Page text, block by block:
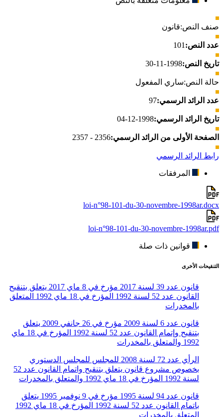
صنف النص:قانون
عدد النص: 101
تاريخ النص:1998-11-30
حالة النص:ساري المفعول
عدد الرائد الرسمي:97
تاريخ الرائد الرسمي:1998-12-04
الصفحة الأولى من الرائد الرسمي:2356 - 2357
رابط الرائد الرسمي
المرفقات
loi-n°98-101-du-30-novembre-1998ar.docx
loi-n°98-101-du-30-novembre-1998ar.pdf
قوانين ذات صلة
التنقيحات الأخرى
قانون عدد 39 لسنة 2017 مؤرخ في 8 ماي 2017 يتعلق بتنقيح
القانون عدد 52 لسنة 1992 المؤرخ في 18 ماي 1992 المتعلق
بالمخدرات
قانون عدد 6 لسنة 2009 مؤرخ في 26 جانفي 2009 يتعلق
بتنقيح وإتمام القانون عدد 52 لسنة 1992 المؤرخ في 18 ماي
1992 والمتعلق بالمخدرات
الرأي عدد 72 لسنة 2008 للمجلس للمجلس الدستوري
بخصوص مشروع قانون يتعلق بتنقيح واتمام القانون عدد 52
لسنة 1992 المؤرخ في 18 ماي 1992 والمتعلق بالمخدرات
قانون عدد 94 لسنة 1995 مؤرخ في 9 نوفمبر 1995 يتعلق
باتمام القانون عدد 52 لسنة 1992 المؤرخ في 18 ماي 1992
المتعلق بالمخدرات